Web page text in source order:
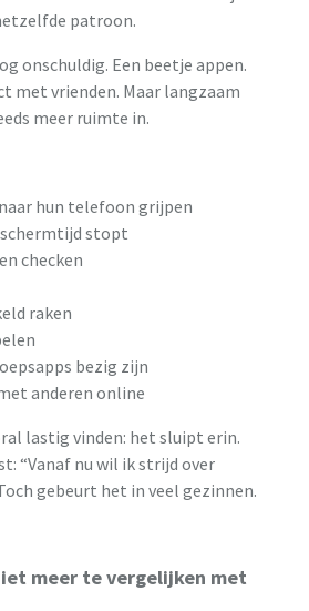
patroon.
onschuldig. Een beetje appen.
met vrienden. Maar langzaam
meer ruimte in.
hun telefoon grijpen
stopt
checken
raken
bezig zijn
anderen online
lastig vinden: het sluipt erin.
“Vanaf nu wil ik strijd over
gebeurt het in veel gezinnen.
meer te vergelijken met